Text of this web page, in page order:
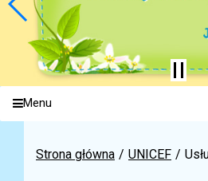
Menu
Strona główna UNICEF